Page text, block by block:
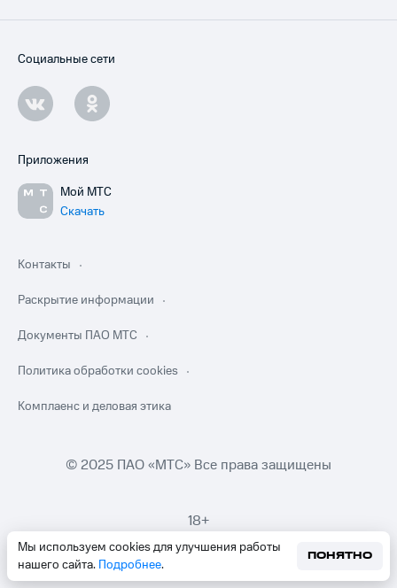
Мы используем cookies для улучшения работы
нашего сайта. Подробнее.
ПОНЯТНО
Социальные сети
Приложения
Мой МТС
Скачать
Контакты
Раскрытие информации
Документы ПАО МТС
Политика обработки cookies
Комплаенс и деловая этика
© 2025 ПАО «МТС» Все права защищены
18+